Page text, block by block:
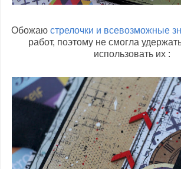
Обожаю стрелочки и всевозможные
работ, поэтому не смогла
использовать их :